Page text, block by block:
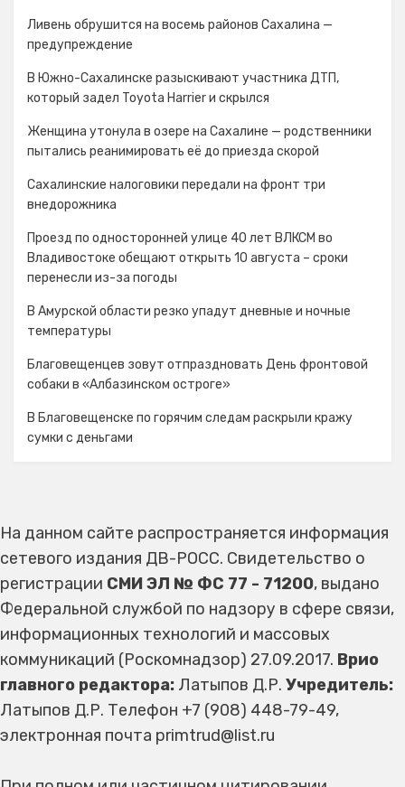
Ливень обрушится на восемь районов Сахалина —
предупреждение
В Южно-Сахалинске разыскивают участника ДТП,
который задел Toyota Harrier и скрылся
Женщина утонула в озере на Сахалине — родственники
пытались реанимировать её до приезда скорой
Сахалинские налоговики передали на фронт три
внедорожника
Проезд по односторонней улице 40 лет ВЛКСМ во
Владивостоке обещают открыть 10 августа – сроки
перенесли из-за погоды
В Амурской области резко упадут дневные и ночные
температуры
Благовещенцев зовут отпраздновать День фронтовой
собаки в «Албазинском остроге»
В Благовещенске по горячим следам раскрыли кражу
сумки с деньгами
На данном сайте распространяется информация
сетевого издания ДВ-РОСС. Свидетельство о
регистрации СМИ ЭЛ № ФС 77 - 71200, выдано
Федеральной службой по надзору в сфере связи,
информационных технологий и массовых
коммуникаций (Роскомнадзор) 27.09.2017. Врио
главного редактора: Латыпов Д.Р. Учредитель:
Латыпов Д.Р. Телефон +7 (908) 448-79-49,
электронная почта primtrud@list.ru